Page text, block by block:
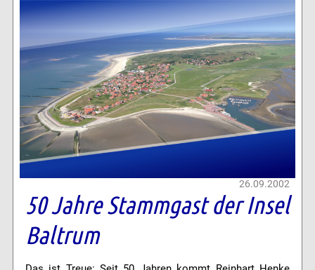
26.09.2002
50 Jahre Stammgast der Insel
Baltrum